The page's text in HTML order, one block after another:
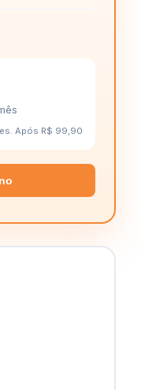
Após R$ 99,90